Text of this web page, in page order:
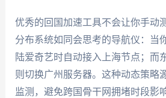
优秀的回国加速工具不会让你手动
分布系统如同会思考的导航仪：当
陆爱奇艺时自动接入上海节点；而
则切换广州服务器。这种动态策略
监测，避免跨国骨干网拥堵时段影